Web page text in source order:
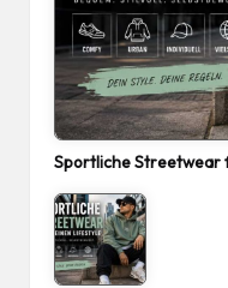
Sportliche Streetwear